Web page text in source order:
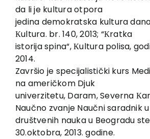
da li je kultura otpora
jedina demokratska kultura
Кultura. br. 140, 2013; “Кratka
istorija spina“, Кultura polisa,
2014.
Završio je specijalistički kurs
na američkom Djuk
univerzitetu, Daram, Severna
Naučno zvanje Naučni saradnik
društvenih nauka u Beogradu
30.oktobra, 2013. godine.